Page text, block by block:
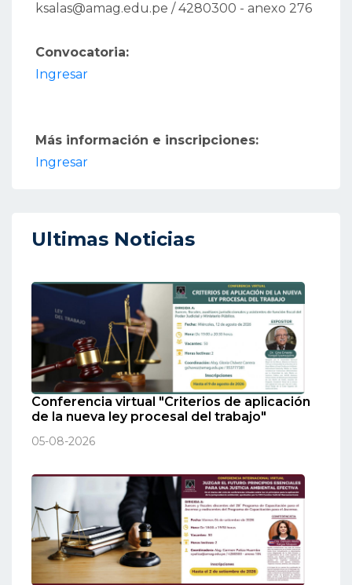
ksalas@amag.edu.pe / 4280300 - anexo 276
Convocatoria:
Ingresar
Más información e inscripciones:
Ingresar
Ultimas Noticias
Conferencia virtual "Criterios de aplicación
de la nueva ley procesal del trabajo"
05-08-2026